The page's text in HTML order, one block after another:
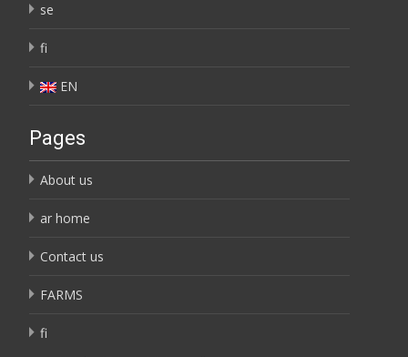
se
fi
EN
Pages
About us
ar home
Contact us
FARMS
fi